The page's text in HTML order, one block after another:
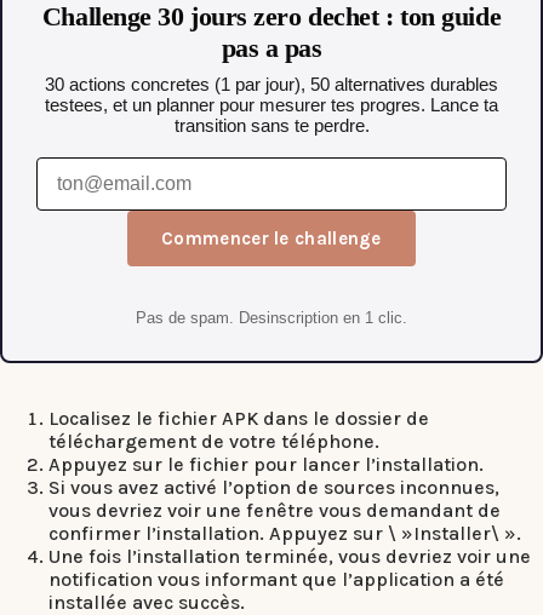
Challenge 30 jours zero dechet : ton guide
pas a pas
30 actions concretes (1 par jour), 50 alternatives durables
testees, et un planner pour mesurer tes progres. Lance ta
transition sans te perdre.
Commencer le challenge
Pas de spam. Desinscription en 1 clic.
Localisez le fichier APK dans le dossier de
téléchargement de votre téléphone.
Appuyez sur le fichier pour lancer l’installation.
Si vous avez activé l’option de sources inconnues,
vous devriez voir une fenêtre vous demandant de
confirmer l’installation. Appuyez sur \ »Installer\ ».
Une fois l’installation terminée, vous devriez voir une
notification vous informant que l’application a été
installée avec succès.